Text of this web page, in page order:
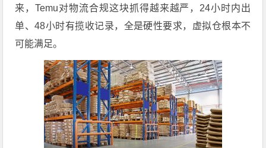
来，Temu对物流合规这块抓得越来越严，24小时内出
单、48小时有揽收记录，全是硬性要求，虚拟仓根本不
可能满足。